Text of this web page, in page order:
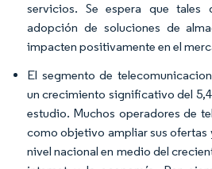
servicios. Se espera que tales
adopción de soluciones de
impacten positivamente en el
El segmento de
un crecimiento significativo del
estudio. Muchos operadores de
como objetivo ampliar sus ofertas
nivel nacional en medio del